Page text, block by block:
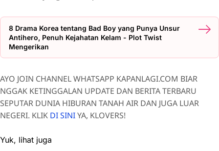
8 Drama Korea tentang Bad Boy yang Punya Unsur
Antihero, Penuh Kejahatan Kelam - Plot Twist
Mengerikan
AYO JOIN CHANNEL WHATSAPP KAPANLAGI.COM BIAR
NGGAK KETINGGALAN UPDATE DAN BERITA TERBARU
SEPUTAR DUNIA HIBURAN TANAH AIR DAN JUGA LUAR
NEGERI. KLIK DI SINIYA, KLOVERS!
Yuk, lihat juga